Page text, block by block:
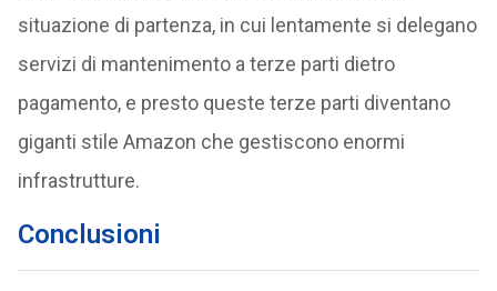
situazione di partenza, in cui lentamente si delegano
servizi di mantenimento a terze parti dietro
pagamento, e presto queste terze parti diventano
giganti stile Amazon che gestiscono enormi
infrastrutture.
Conclusioni